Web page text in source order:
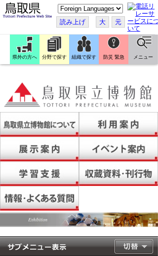
こ
の
ペ
ー
ジ
翻
訳
す
読み上げ 大 元
県外の方へ 分野で探す 組織で探す 防災 緊急 メニュー